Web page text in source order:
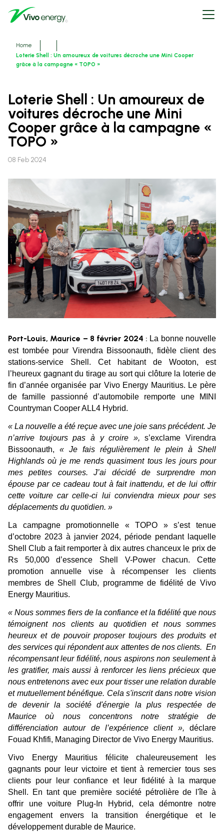
main
content
Open
menu
Breadcrumbs
Home
Loterie Shell : Un amoureux de voitures décroche une Mini Cooper
grâce à la campagne « TOPO »
Loterie Shell : Un amoureux de
voitures décroche une Mini
Cooper grâce à la campagne «
TOPO »
08 Feb 2024
Port-Louis, Maurice – 8 février 2024 : La bonne nouvelle
est tombée pour Virendra Bissoonauth, fidèle client des
stations-service Shell. Cet habitant de Wooton, est
l’heureux gagnant du tirage au sort qui clôture la loterie de
fin d’année organisée par Vivo Energy Mauritius. Le père
de famille passionné d’automobile remporte une MINI
Countryman Cooper ALL4 Hybrid.
« La nouvelle a été reçue avec une joie sans précédent. Je
n’arrive toujours pas à y croire »,s’exclame Virendra
Bissoonauth, « Je fais régulièrement le plein à Shell
Highlands où je me rends quasiment tous les jours pour
mes petites courses. J’ai décidé de surprendre mon
épouse par ce cadeau tout à fait inattendu, et de lui offrir
cette voiture car celle-ci lui conviendra mieux pour ses
déplacements du quotidien. »
La campagne promotionnelle « TOPO » s’est tenue
d’octobre 2023 à janvier 2024, période pendant laquelle
Shell Club a fait remporter à dix autres chanceux le prix de
Rs 50,000 d’essence Shell V-Power chacun. Cette
promotion annuelle vise à récompenser les clients
membres de Shell Club, programme de fidélité de Vivo
Energy Mauritius.
« Nous sommes fiers de la confiance et la fidélité que nous
témoignent nos clients au quotidien et nous sommes
heureux et de pouvoir proposer toujours des produits et
des services qui répondent aux attentes de nos clients. En
récompensant leur fidélité, nous aspirons non seulement à
les gratifier, mais aussi à renforcer les liens précieux que
nous entretenons avec eux pour tisser une relation durable
et mutuellement bénéfique. Cela s'inscrit dans notre vision
de devenir la société d'énergie la plus respectée de
Maurice où nous concentrons notre stratégie de
différenciation autour de l’expérience client », déclare
Fouad Khfifi, Managing Director de Vivo Energy Mauritius.
Vivo Energy Mauritius félicite chaleureusement les
gagnants pour leur victoire et tient à remercier tous ses
clients pour leur confiance et leur fidélité à la marque
Shell. En tant que première société pétrolière de l'île à
offrir une voiture Plug-In Hybrid, cela démontre notre
engagement envers la transition énergétique et le
développement durable de Maurice.